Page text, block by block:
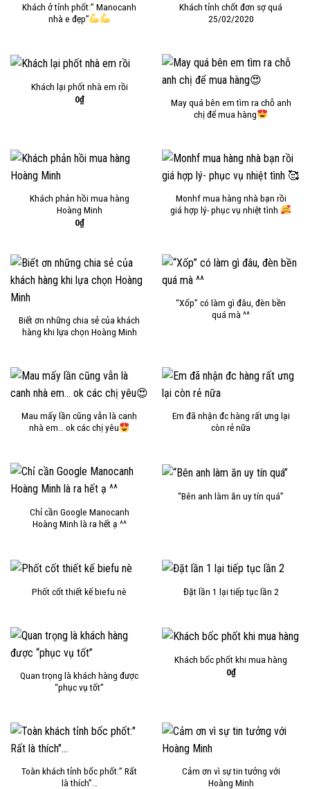
Khách ở tỉnh phốt:” Manocanh
nhà e đẹp”
Khách tỉnh chốt đơn sợ quá
25/02/2020
Khách lại phốt nhà em rồi
0₫
May quá bên em tìm ra chỗ anh
chị để mua hàng
Khách phản hồi mua hàng
Hoàng Minh
0₫
Monhf mua hàng nhà bạn rồi
giá hợp lý- phục vụ nhiệt tình
Biết ơn những chia sẻ của khách
hàng khi lựa chọn Hoàng Minh
“Xốp” có làm gì đâu, đèn bền
quá mà ^^
Mau mấy lần cũng vẫn là canh
nhà em… ok các chị yêu
Em đã nhận đc hàng rất ưng lại
còn rẻ nữa
Chỉ cần Google Manocanh
Hoàng Minh là ra hết ạ ^^
“Bên anh làm ăn uy tín quá”
Phốt cốt thiết kế biefu nè Đặt lần 1 lại tiếp tục lần 2
Quan trọng là khách hàng được
“phục vụ tốt”
Khách bốc phốt khi mua hàng
0₫
Toàn khách tỉnh bốc phốt:” Rất
là thích”…
Cảm ơn vì sự tin tưởng với
Hoàng Minh